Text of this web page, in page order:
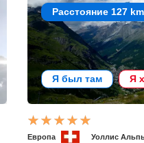
Расстояние 127 km
Я был там Я
Европа Уоллис